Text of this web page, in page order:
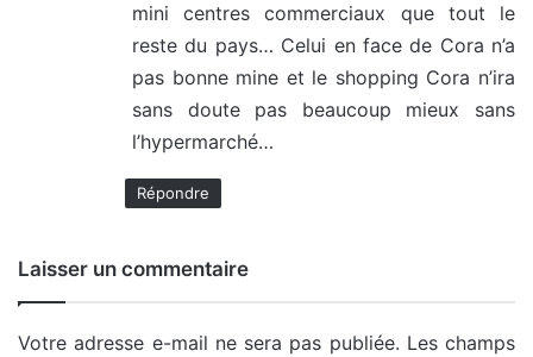
mini centres commerciaux que tout le
reste du pays… Celui en face de Cora n’a
pas bonne mine et le shopping Cora n’ira
sans doute pas beaucoup mieux sans
l’hypermarché…
Répondre
Laisser un commentaire
Votre adresse e-mail ne sera pas publiée. Les champs